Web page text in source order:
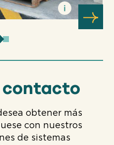
contacto
obtener más
con nuestros
de sistemas